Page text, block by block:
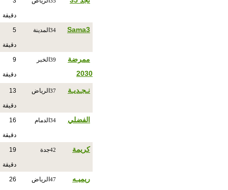
دقيقة
Sama3
34 المدينة 5
دقيقة
ممرضة
2030
39 الخبر 9
دقيقة
نـجـديـة 37 الرياض 13
دقيقة
الفضلي 34 الدمام 16
دقيقة
كريمة 42جدة 19
دقيقة
ريميـه 47 الرياض 26